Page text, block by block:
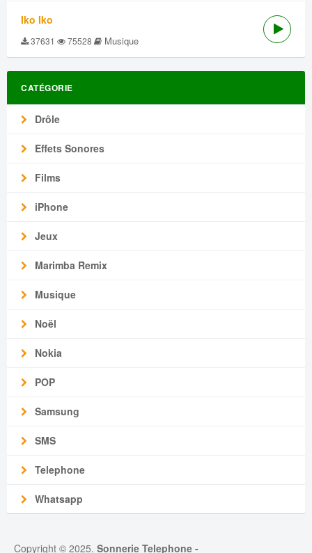
Iko Iko
37631 75528 Musique
CATÉGORIE
Drôle
Effets Sonores
Films
iPhone
Jeux
Marimba Remix
Musique
Noël
Nokia
POP
Samsung
SMS
Telephone
Whatsapp
Copyright © 2025. Sonnerie Telephone -